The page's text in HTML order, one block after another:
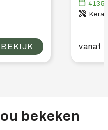
BEKIJK
4135
vanaf
bekeken